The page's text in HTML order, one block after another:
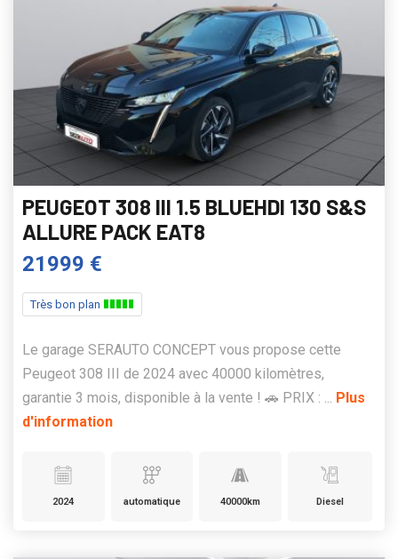
PEUGEOT 308 III 1.5 BLUEHDI 130 S&S
ALLURE PACK EAT8
21999 €
Très bon plan
Le garage SERAUTO CONCEPT vous propose cette
Peugeot 308 III de 2024 avec 40000 kilomètres,
garantie 3 mois, disponible à la vente ! 🚗 PRIX : ... Plus
d'information
2024 automatique 40000km Diesel